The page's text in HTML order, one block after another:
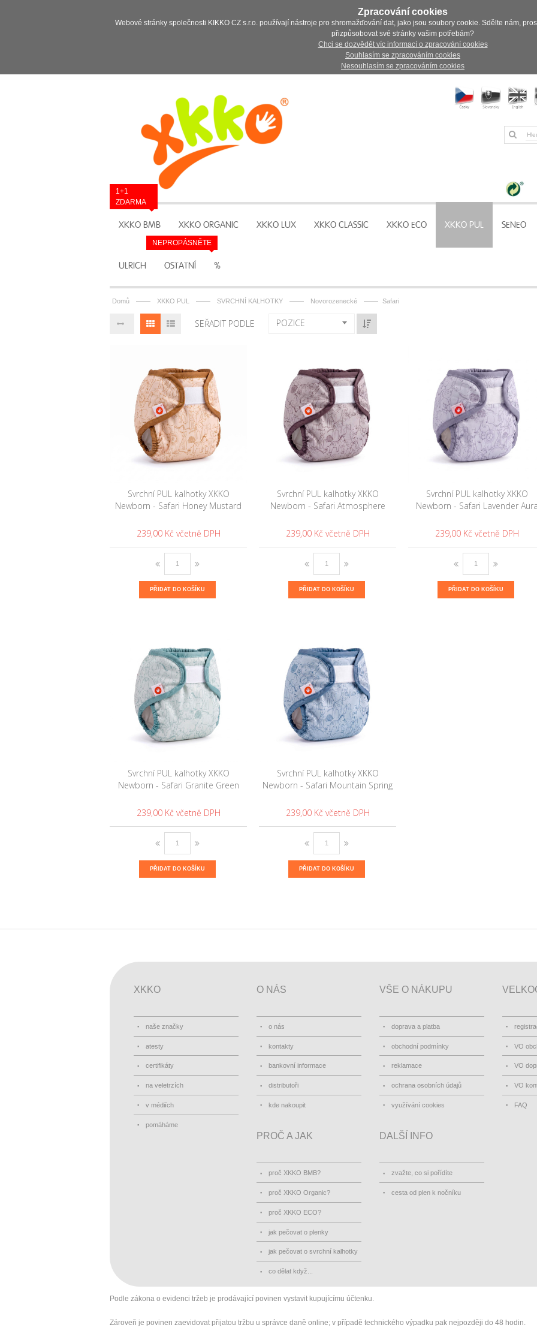
Zpracování cookies
Webové stránky společnosti KIKKO CZ s.r.o. používají nástroje pro shromažďování dat, jako jsou soubory cookie. Sdělte nám,
přizpůsobovat své stránky vašim potřebám?
Chci se dozvědět víc informací o zpracování cookies
Souhlasím se zpracováním cookies
Nesouhlasím se zpracováním cookies
XKKO BMB
1+1
ZDARMA
XKKO ORGANIC XKKO LUX XKKO CLASSIC XKKO ECO XKKO PUL SENEO
ULRICH OSTATNÍ %
NEPROPÁSNĚTE
Domů —— XKKO PUL —— SVRCHNÍ KALHOTKY —— Novorozenecké —— Safari
SEŘADIT PODLE POZICE
Svrchní PUL kalhotky XKKO
Newborn - Safari Honey Mustard
239,00 Kč
PŘIDAT DO KOŠÍKU
Svrchní PUL kalhotky XKKO
Newborn - Safari Atmosphere
239,00 Kč
PŘIDAT DO KOŠÍKU
Svrchní PUL kalhotky XKKO
Newborn - Safari Lavender Aura
239,00 Kč
PŘIDAT DO KOŠÍKU
Svrchní PUL kalhotky XKKO
Newborn - Safari Granite Green
239,00 Kč
PŘIDAT DO KOŠÍKU
Svrchní PUL kalhotky XKKO
Newborn - Safari Mountain Spring
239,00 Kč
PŘIDAT DO KOŠÍKU
XKKO
naše značky
atesty
certifikáty
na veletrzích
v médiích
pomáháme
O NÁS
o nás
kontakty
bankovní informace
distributoři
kde nakoupit
VŠE O NÁKUPU
doprava a platba
obchodní podmínky
reklamace
ochrana osobních údajů
využívání cookies
VO
VO
VO
FAQ
PROČ A JAK
proč XKKO BMB?
proč XKKO Organic?
proč XKKO ECO?
jak pečovat o plenky
jak pečovat o svrchní kalhotky
co dělat když...
DALŠÍ INFO
zvažte, co si pořídíte
cesta od plen k nočníku
Podle zákona o evidenci tržeb je prodávající povinen vystavit kupujícímu účtenku.
Zároveň je povinen zaevidovat přijatou tržbu u správce daně online; v případě technického výpadku pak nejpozději do 48 hodin.